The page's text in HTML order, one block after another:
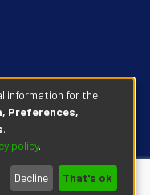
information for the
Preferences,
.
policy.
Decline That's ok